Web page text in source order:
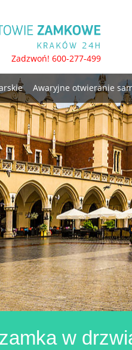
Zadzwoń! 600-277-499
Awaryjne otwieranie
w